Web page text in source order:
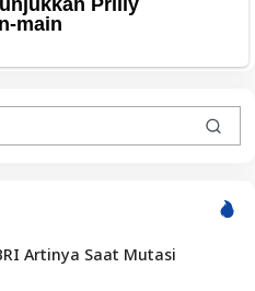
Artinya Saat Mutasi